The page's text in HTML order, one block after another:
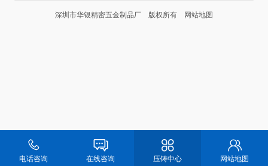
深圳市华银精密五金制品厂 版权所有 网站地图
电话咨询 在线咨询 压铸中心 网站地图